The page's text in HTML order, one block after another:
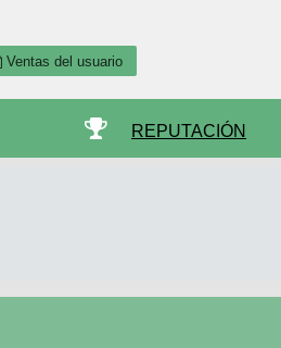
Ventas del usuario
REPUTACIÓN